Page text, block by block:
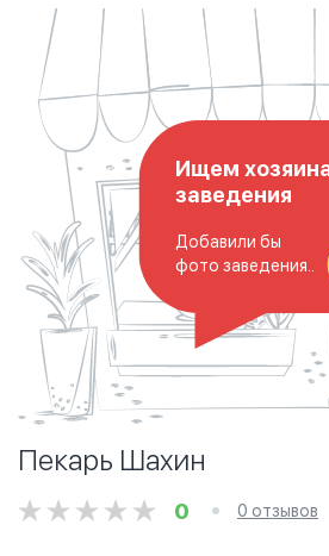
Ищем
заведения
Добавили бы
фото заведения..
Пекарь Шахин
0 0 отзывов